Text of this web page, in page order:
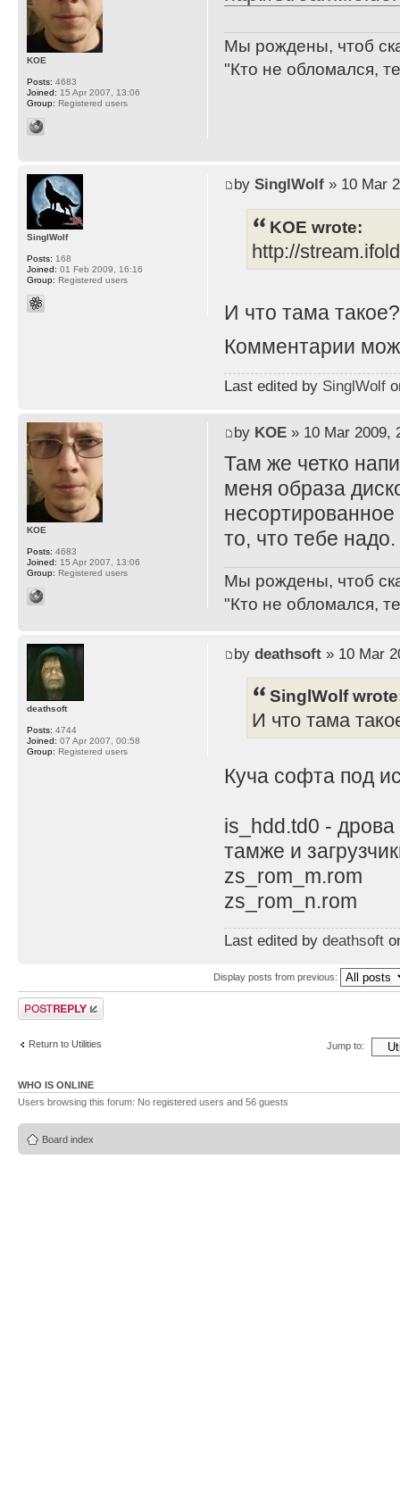
Мы рождены, чтоб
"Кто не обломался,
KOE
Posts: 4683
Joined: 15 Apr 2007, 13:06
Group: Registered users
by SinglWolf» 10 Mar
KOE wrote:
http://
И что тама
Комментарии
Last edited by SinglWolf
SinglWolf
Posts: 168
Joined: 01 Feb 2009, 16:16
Group: Registered users
by KOE» 10 Mar 2009,
Там же четко
меня образа
то, что тебе надо.
Мы рождены, чтоб
"Кто не обломался,
KOE
Posts: 4683
Joined: 15 Apr 2007, 13:06
Group: Registered users
by deathsoft» 10 Mar
SinglWolf
И что тама
Куча софта под
is_hdd.td0 -
тамже и
zs_rom_m.rom
zs_rom_n.rom
Last edited by deathsoft
deathsoft
Posts: 4744
Joined: 07 Apr 2007, 00:58
Group: Registered users
Display posts from previous:
Post a reply
Return to Utilities Jump to:
WHO IS ONLINE
Users browsing this forum: No registered users and 56 guests
Board index